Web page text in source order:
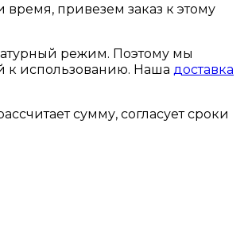
привезем заказ к этому
режим. Поэтому мы
к использованию. Наша доставка
сумму, согласует сроки